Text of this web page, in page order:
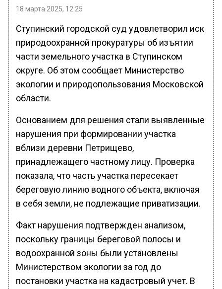
18 марта 2025, 12:25
Ступинский городской суд удовлетворил иск
природоохранной прокуратуры об изъятии
части земельного участка в Ступинском
округе. Об этом сообщает Министерство
экологии и природопользования Московской
области.
Основанием для решения стали выявленные
нарушения при формировании участка
вблизи деревни Петрищево,
принадлежащего частному лицу. Проверка
показала, что часть участка пересекает
береговую линию водного объекта, включая
в себя земли, не подлежащие приватизации.
Факт нарушения подтвержден анализом,
поскольку границы береговой полосы и
водоохранной зоны были установлены
Министерством экологии за год до
постановки участка на кадастровый учет. В